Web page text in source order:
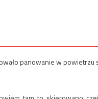
panowanie w powietrzu